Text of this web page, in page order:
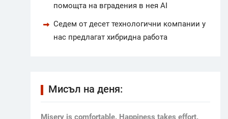
помощта на вградения в нея AI
Седем от десет технологични компании у
нас предлагат хибридна работа
Мисъл на деня:
Мisery is comfortable. Happiness takes effort.